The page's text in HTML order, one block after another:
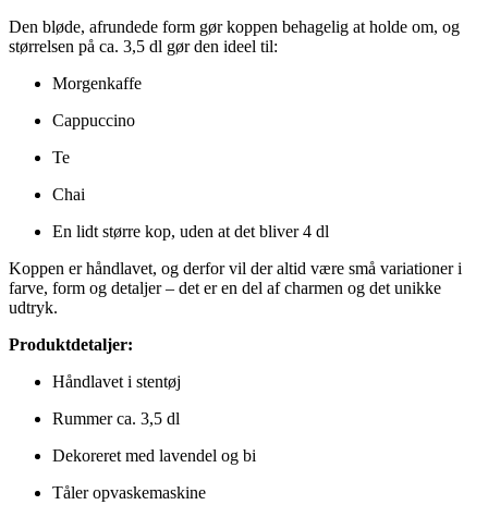
Den bløde, afrundede form gør koppen behagelig at holde om, og
størrelsen på ca. 3,5 dl gør den ideel til:
Morgenkaffe
Cappuccino
Te
Chai
En lidt større kop, uden at det bliver 4 dl
Koppen er håndlavet, og derfor vil der altid være små variationer i
farve, form og detaljer – det er en del af charmen og det unikke
udtryk.
Produktdetaljer:
Håndlavet i stentøj
Rummer ca. 3,5 dl
Dekoreret med lavendel og bi
Tåler opvaskemaskine